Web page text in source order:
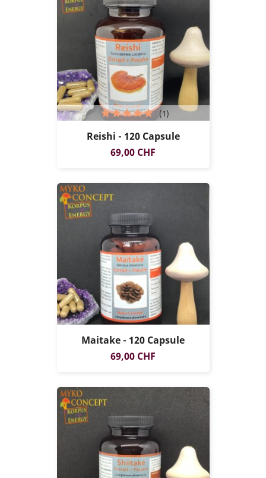
Reishi - 120 Capsule
Prezzo
69,00 CHF
(1)
Maitake - 120 Capsule
Prezzo
69,00 CHF